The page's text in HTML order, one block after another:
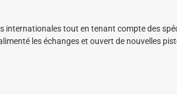
internationales tout en tenant compte des
les échanges et ouvert de nouvelles